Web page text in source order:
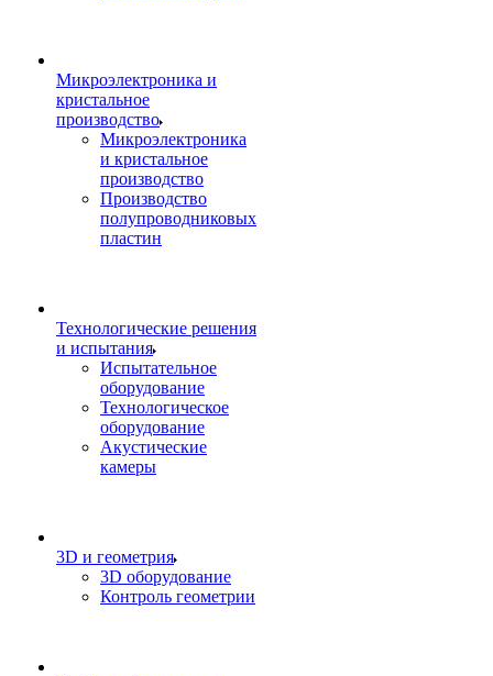
Микроэлектроника и
кристальное
производство
Микроэлектроника
и кристальное
производство
Производство
полупроводниковых
пластин
Технологические решения
и испытания
Испытательное
оборудование
Технологическое
оборудование
Акустические
камеры
3D и геометрия
3D оборудование
Контроль геометрии